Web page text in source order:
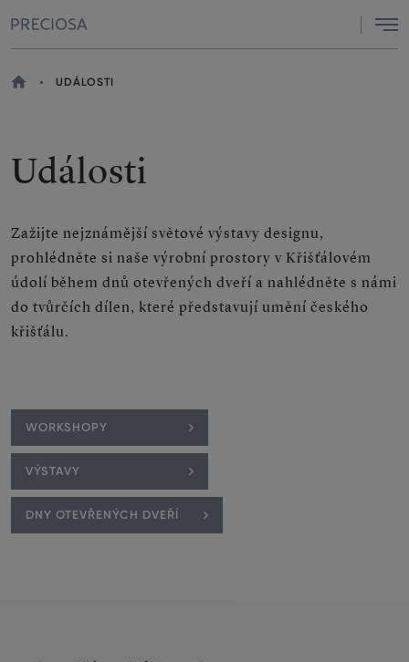
Menu
NACHÁZÍTE
DOMŮUDÁLOSTI
Události
Zažijte nejznámější světové výstavy designu,
prohlédněte si naše výrobní prostory v Křišťálovém
údolí během dnů otevřených dveří a nahlédněte s námi
do tvůrčích dílen, které představují umění českého
křišťálu.
WORKSHOPY
VÝSTAVY
DNY OTEVŘENÝCH DVEŘÍ